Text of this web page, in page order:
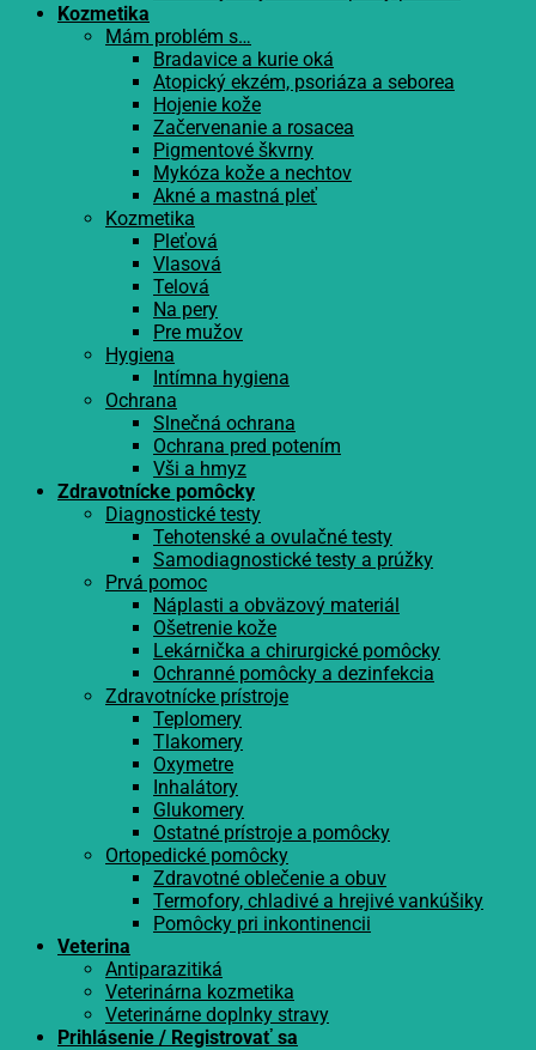
Kozmetika
Mám problém s…
Bradavice a kurie oká
Atopický ekzém, psoriáza a seborea
Hojenie kože
Začervenanie a rosacea
Pigmentové škvrny
Mykóza kože a nechtov
Akné a mastná pleť
Kozmetika
Pleťová
Vlasová
Telová
Na pery
Pre mužov
Hygiena
Intímna hygiena
Ochrana
Slnečná ochrana
Ochrana pred potením
Vši a hmyz
Zdravotnícke pomôcky
Diagnostické testy
Tehotenské a ovulačné testy
Samodiagnostické testy a prúžky
Prvá pomoc
Náplasti a obväzový materiál
Ošetrenie kože
Lekárnička a chirurgické pomôcky
Ochranné pomôcky a dezinfekcia
Zdravotnícke prístroje
Teplomery
Tlakomery
Oxymetre
Inhalátory
Glukomery
Ostatné prístroje a pomôcky
Ortopedické pomôcky
Zdravotné oblečenie a obuv
Termofory, chladivé a hrejivé vankúšiky
Pomôcky pri inkontinencii
Veterina
Antiparazitiká
Veterinárna kozmetika
Veterinárne doplnky stravy
Prihlásenie / Registrovať sa